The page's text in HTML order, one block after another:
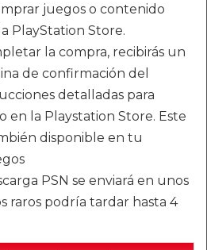
juegos o contenido
PlayStation Store.
la compra, recibirás un
de confirmación del
detalladas para
en la Playstation Store. Este
disponible en tu
PSN se enviará en unos
raros podría tardar hasta 4